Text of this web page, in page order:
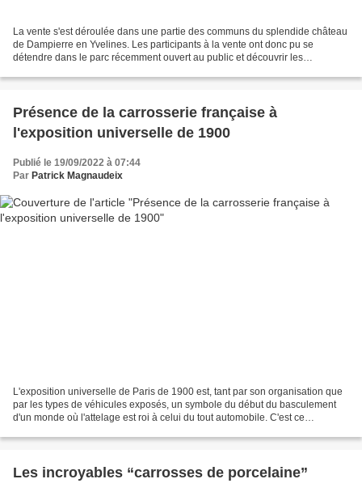
La vente s'est déroulée dans une partie des communs du splendide château
de Dampierre en Yvelines. Les participants à la vente ont donc pu se
détendre dans le parc récemment ouvert au public et découvrir les
Présence de la carrosserie française à
l'exposition universelle de 1900
Publié le 19/09/2022 à 07:44
Par Patrick Magnaudeix
L'exposition universelle de Paris de 1900 est, tant par son organisation que
par les types de véhicules exposés, un symbole du début du basculement
d'un monde où l'attelage est roi à celui du tout automobile. C'est ce
Les incroyables “carrosses de porcelaine”